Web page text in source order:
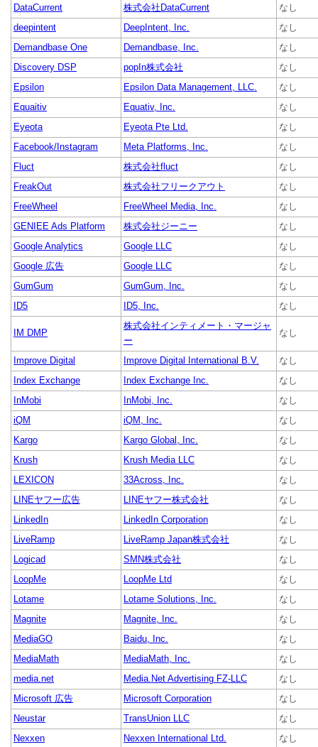
DataCurrent
株式会社DataCurrent
なし
deepintent
DeepIntent, Inc.
なし
Demandbase One
Demandbase, Inc.
なし
Discovery DSP
popIn株式会社
なし
Epsilon
Epsilon Data Management, LLC.
なし
Equaitiv
Equativ, Inc.
なし
Eyeota
Eyeota Pte Ltd.
なし
Facebook/Instagram
Meta Platforms, Inc.
なし
Fluct
株式会社fluct
なし
FreakOut
株式会社フリークアウト
なし
FreeWheel
FreeWheel Media, Inc.
なし
GENIEE Ads Platform
株式会社ジーニー
なし
Google Analytics
Google LLC
なし
Google 広告
Google LLC
なし
GumGum
GumGum, Inc.
なし
ID5
ID5, Inc. なし
IM DMP
株式会社インティメート・マージャ
ー
なし
Improve Digital Improve Digital International B.V.
なし
Index Exchange
Index Exchange Inc.
なし
InMobi
InMobi, Inc.
なし
iQM
iQM, Inc.
なし
Kargo
Kargo Global, Inc.
なし
Krush
Krush Media LLC
なし
LEXICON
33Across, Inc.
なし
LINEヤフー広告
LINEヤフー株式会社
なし
LinkedIn
LinkedIn Corporation
なし
LiveRamp
LiveRamp Japan株式会社
なし
Logicad
SMN株式会社
なし
LoopMe
LoopMe Ltd
なし
Lotame
Lotame Solutions, Inc.
なし
Magnite
Magnite, Inc.
なし
MediaGO
Baidu, Inc.
なし
MediaMath
MediaMath, Inc.
なし
media.net
Media.Net Advertising FZ-LLC
なし
Microsoft 広告
Microsoft Corporation
なし
Neustar
TransUnion LLC
なし
Nexxen
Nexxen International Ltd. なし